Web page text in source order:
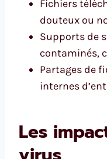
Fichiers
douteux ou
Supports de
contaminés,
Partages de
internes
Les